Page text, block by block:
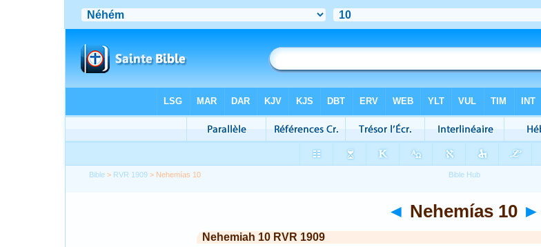
Bible > RVR 1909 > Nehemías 10
◄ Nehemías 10 ►
Nehemiah 10 RVR 1909